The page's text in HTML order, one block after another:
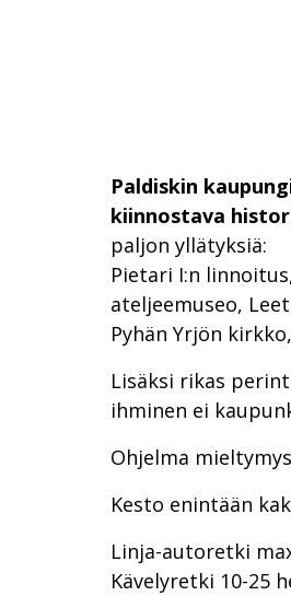
Paldiskin
kiinnostava
paljon yllätyksiä:
Pietari I:n
ateljeemuseo,
Pyhän Yrjön
Lisäksi rikas
ihminen ei
Ohjelma
Kesto enintään
Linja-autoretki
Kävelyretki 10-25